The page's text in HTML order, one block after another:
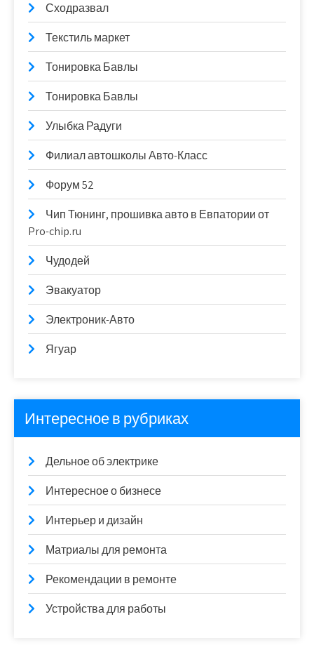
Сходразвал
Текстиль маркет
Тонировка Бавлы
Тонировка Бавлы
Улыбка Радуги
Филиал автошколы Авто-Класс
Форум 52
Чип Тюнинг, прошивка авто в Евпатории от
Pro-chip.ru
Чудодей
Эвакуатор
Электроник-Авто
Ягуар
Интересное в рубриках
Дельное об электрике
Интересное о бизнесе
Интерьер и дизайн
Матриалы для ремонта
Рекомендации в ремонте
Устройства для работы